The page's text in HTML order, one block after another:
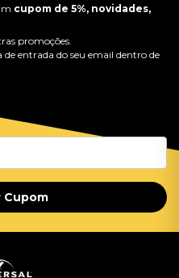
cupom de 5%, novidades,
promoções.
entrada do seu email dentro de
Cupom